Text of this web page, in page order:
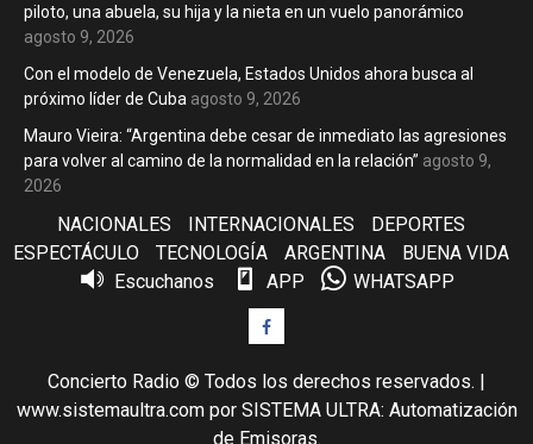
piloto, una abuela, su hija y la nieta en un vuelo panorámico
agosto 9, 2026
Con el modelo de Venezuela, Estados Unidos ahora busca al
próximo líder de Cuba agosto 9, 2026
Mauro Vieira: “Argentina debe cesar de inmediato las agresiones
para volver al camino de la normalidad en la relación” agosto 9,
2026
NACIONALES INTERNACIONALES
DEPORTES
ESPECTÁCULO
TECNOLOGÍA ARGENTINA
BUENA VIDA
Escuchanos
APP WHATSAPP
Facebook
Concierto Radio © Todos los derechos reservados. |
www.sistemaultra.compor SISTEMA ULTRA: Automatización
de Emisoras.